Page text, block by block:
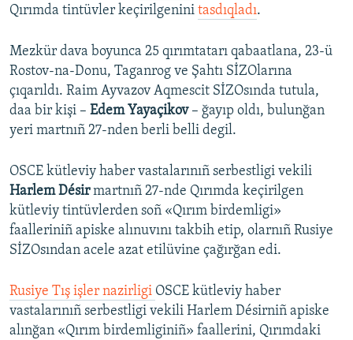
Qırımda tintüvler keçirilgenini tasdıqladı.
Mezkür dava boyunca 25 qırımtatarı qabaatlana, 23-ü
Rostov-na-Donu, Taganrog ve Şahtı SİZOlarına
çıqarıldı. Raim Ayvazov Aqmescit SİZOsında tutula,
daa bir kişi – Edem Yayaçikov – ğayıp oldı, bulunğan
yeri martnıñ 27-nden berli belli degil.
OSCE kütleviy haber vastalarınıñ serbestligi vekili
Harlem Désirmartnıñ 27-nde Qırımda keçirilgen
kütleviy tintüvlerden soñ «Qırım birdemligi»
faalleriniñ apiske alınuvını takbih etip, olarnıñ Rusiye
SİZOsından acele azat etilüvine çağırğan edi.
Rusiye Tış işler nazirligi OSCE kütleviy haber
vastalarınıñ serbestligi vekili Harlem Désirniñ apiske
alınğan «Qırım birdemliginiñ» faallerini, Qırımdaki